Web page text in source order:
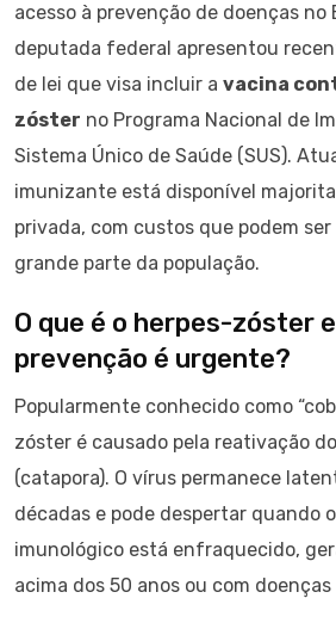
acesso à prevenção de doenças no
deputada federal apresentou
de lei que visa incluir a vacina
zóster no Programa Nacional de
Sistema Único de Saúde (SUS).
imunizante está disponível
privada, com custos que podem
grande parte da população.
O que é o herpes-zóster
prevenção é urgente?
Popularmente conhecido como
zóster é causado pela reativação
(catapora). O vírus permanece
décadas e pode despertar quando
imunológico está enfraquecido,
acima dos 50 anos ou com